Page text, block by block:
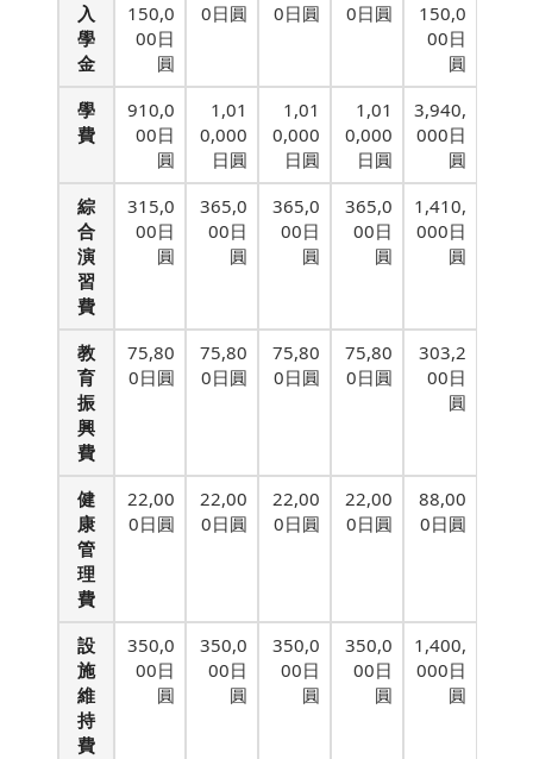
入
學
金
150,0
00日
圓
0日圓 0日圓 0日圓
150,0
00日
圓
學
費
910,0
00日
圓
1,01
0,000
日圓
1,01
0,000
日圓
1,01
0,000
日圓
3,940,
000日
圓
綜
合
演
習
費
315,0
00日
圓
365,0
00日
圓
365,0
00日
圓
365,0
00日
圓
1,410,
000日
圓
教
育
振
興
費
75,80
0日圓
75,80
0日圓
75,80
0日圓
75,80
0日圓
303,2
00日
圓
健
康
管
理
費
22,00
0日圓
22,00
0日圓
22,00
0日圓
22,00
0日圓
88,00
0日圓
設
施
維
持
費
350,0
00日
圓
350,0
00日
圓
350,0
00日
圓
350,0
00日
圓
1,400,
000日
圓